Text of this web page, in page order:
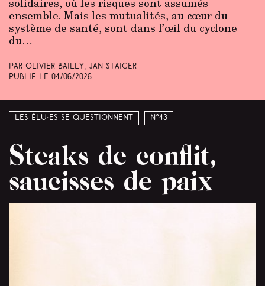
ensemble. Mais les mutualités, au cœur du
système de santé, sont dans l’œil du cyclone
du…
Par Olivier Bailly, Jan Staiger
Publié le 04/06/2026
Les élu·es se questionnent N°43
Steaks de conflit,
saucisses de paix